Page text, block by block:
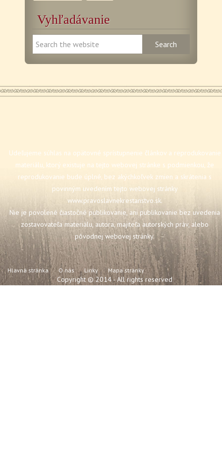
Vyhľadávanie
Udeľujeme súhlas na opätovné sprístupnenie článkov a reprodukovanie
materiálu, ktorý existuje na tejto webovej stránke s podmienkou, že
reprodukovanie bude úplné, bez akýchkoľvek zmien a skrátenia s
povinným uvedením tejto webovej stránky
www.pravoslavnekrestanstvo.sk.
Nie je povolené čiastočné publikovanie, ani publikovanie bez uvedenia
zostavovateľa materiálu, autora, majiteľa autorských práv, alebo
pôvodnej webovej stránky.
Hlavná stránka O nás Linky Mapa stránky
Copyright © 2014 - All rights reserved